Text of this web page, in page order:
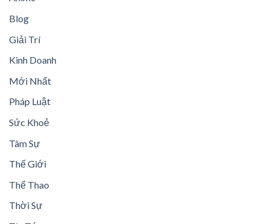
Blog
Giải Trí
Kinh Doanh
Mới Nhất
Pháp Luật
Sức Khoẻ
Tâm Sự
Thế Giới
Thể Thao
Thời Sự